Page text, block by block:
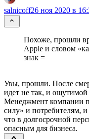
salnicoff26 ноя 2020 в
Похоже, прошли
Apple и словом
знак =
Увы, прошли. После
идет не так, и ощутимой
Менеджмент компании
силу» и потребителям,
что в долгосрочной
опасным для бизнеса.